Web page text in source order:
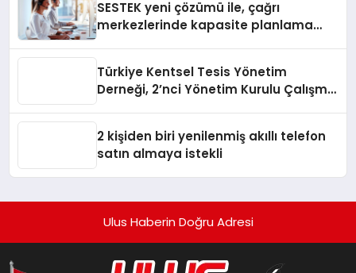
SESTEK yeni çözümü ile, çağrı
merkezlerinde kapasite planlama
Türkiye Kentsel Tesis Yönetim
Derneği, 2’nci Yönetim Kurulu Çalışma
2 kişiden biri yenilenmiş akıllı telefon
satın almaya istekli
Ulus Haberin Doğru Adresi